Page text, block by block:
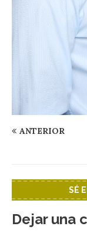
ANTERIOR
SÉ
Dejar una